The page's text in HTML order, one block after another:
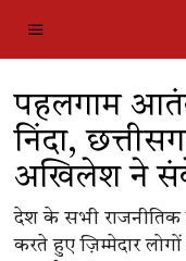
पहलगाम
निंदा,
अखिलेश ने
देश के सभी
करते हुए ज़िम्मेदार